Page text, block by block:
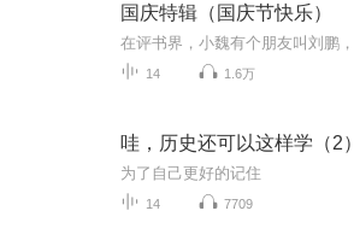
国庆特辑（国庆节快乐）
14 1.6万
哇，历史还可以这样学（2）
为了自己更好的记住
14 7709